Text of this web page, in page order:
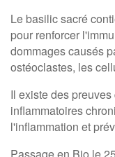
Le basilic sacré
pour renforcer
dommages causés
ostéoclastes, les
Il existe des
inflammatoires
l'inflammation et